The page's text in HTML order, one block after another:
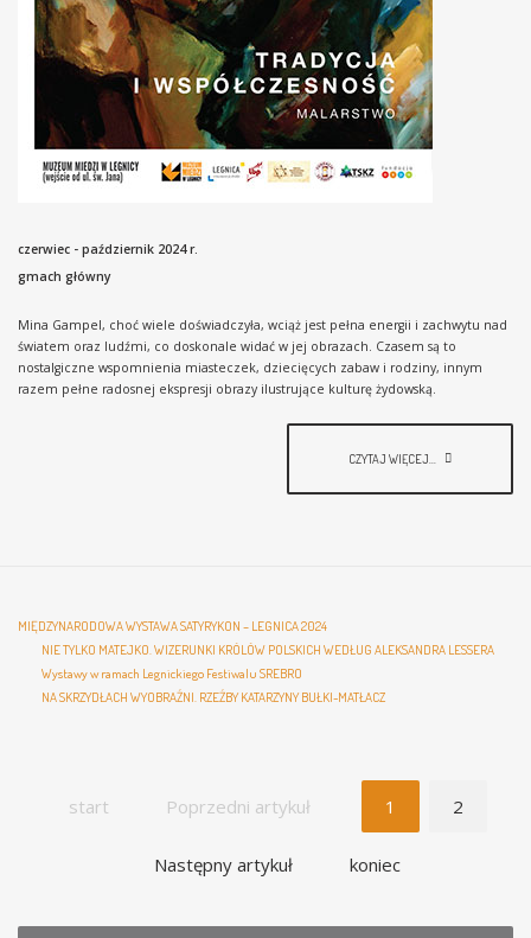
czerwiec - październik 2024 r.
gmach główny
Mina Gampel, choć wiele doświadczyła, wciąż jest pełna energii i zachwytu nad
światem oraz ludźmi, co doskonale widać w jej obrazach. Czasem są to
nostalgiczne wspomnienia miasteczek, dziecięcych zabaw i rodziny, innym
razem pełne radosnej ekspresji obrazy ilustrujące kulturę żydowską.
CZYTAJ WIĘCEJ...
MIĘDZYNARODOWA WYSTAWA SATYRYKON – LEGNICA 2024
NIE TYLKO MATEJKO. WIZERUNKI KRÓLÓW POLSKICH WEDŁUG ALEKSANDRA LESSERA
Wystawy w ramach Legnickiego Festiwalu SREBRO
NA SKRZYDŁACH WYOBRAŹNI. RZEŹBY KATARZYNY BUŁKI-MATŁACZ
start Poprzedni artykuł 1 2
Następny artykuł koniec